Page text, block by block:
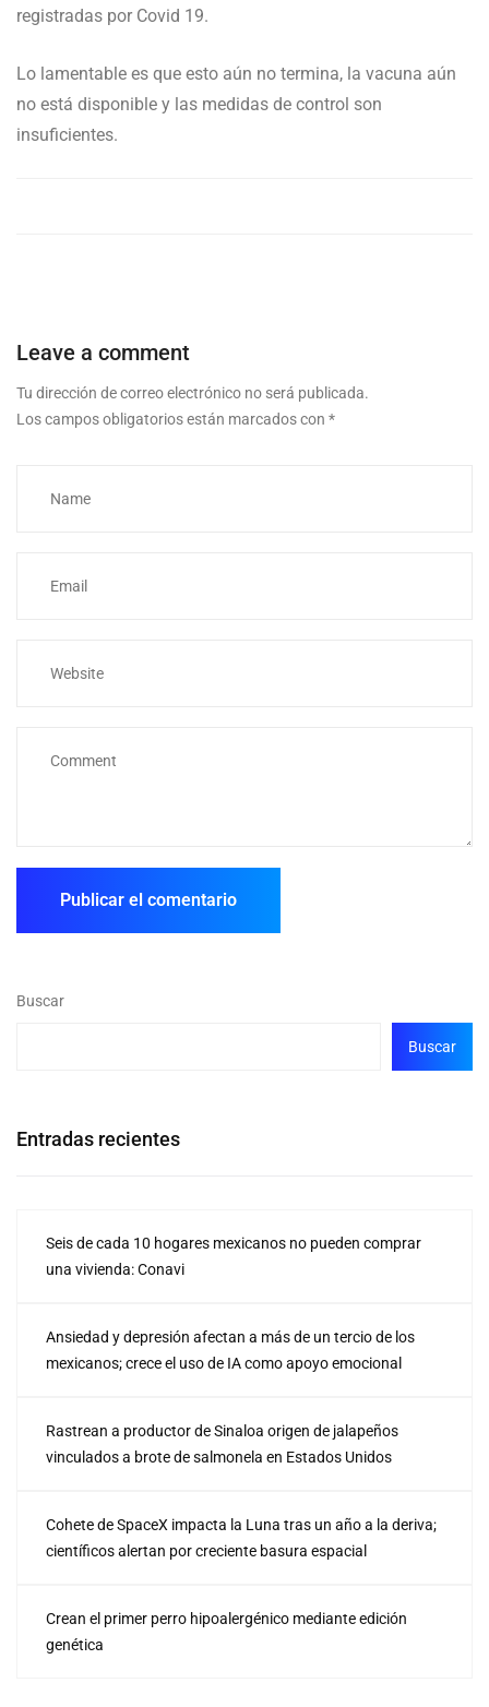
registradas por Covid 19.
Lo lamentable es que esto aún no termina, la vacuna aún
no está disponible y las medidas de control son
insuficientes.
Leave a comment
Tu dirección de correo electrónico no será publicada.
Los campos obligatorios están marcados con *
Buscar
Buscar
Entradas recientes
Seis de cada 10 hogares mexicanos no pueden comprar
una vivienda: Conavi
Ansiedad y depresión afectan a más de un tercio de los
mexicanos; crece el uso de IA como apoyo emocional
Rastrean a productor de Sinaloa origen de jalapeños
vinculados a brote de salmonela en Estados Unidos
Cohete de SpaceX impacta la Luna tras un año a la deriva;
científicos alertan por creciente basura espacial
Crean el primer perro hipoalergénico mediante edición
genética